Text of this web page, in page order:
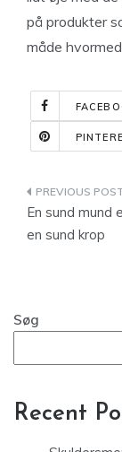
på produkter
måde
En sund mund
en sund krop
Søg
Recent